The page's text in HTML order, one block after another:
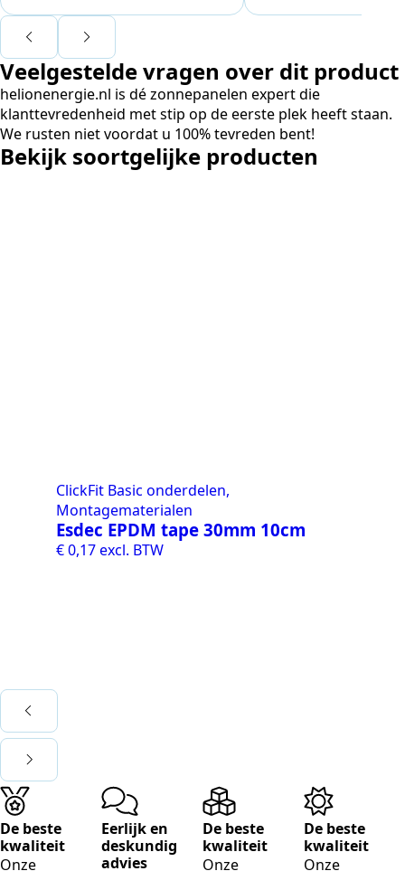
capaciteitsprobleem.
aansluiting via de
betekende een fors
en hoger vastrecht. Via
bereikten we hetzelfde
kwart van die kosten,
Veelgestelde vragen over dit product
helionenergie.nl is dé zonnepanelen expert die
klanttevredenheid met stip op de eerste plek heeft staan.
We rusten niet voordat u 100% tevreden bent!
Bekijk soortgelijke producten
ClickFit Basic onderdelen,
Montagematerialen
Esdec EPDM tape 30mm 10cm
€0,17excl. BTW
De beste
kwaliteit
Onze
Eerlijk en
deskundig
advies
De beste
kwaliteit
Onze
De beste
kwaliteit
Onze